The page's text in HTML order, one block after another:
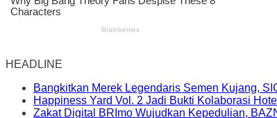
HEADLINE
Bangkitkan Merek Legendaris Semen Kujang,
Happiness Yard Vol. 2 Jadi Bukti Kolaborasi
Zakat Digital BRImo Wujudkan Kepedulian,